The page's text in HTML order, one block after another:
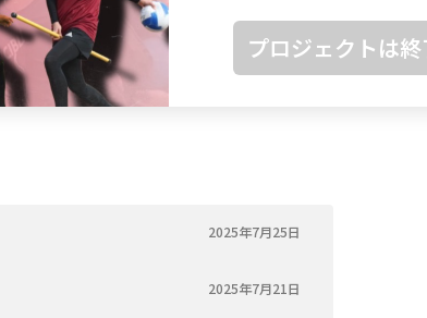
プロジェクトは
2025年7月25日
2025年7月21日